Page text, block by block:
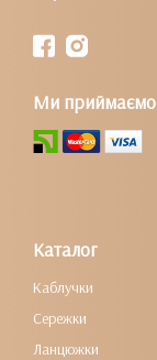
Ми приймаємо
Каталог
Каблучки
Сережки
Ланцюжки